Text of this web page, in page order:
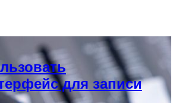
для записи